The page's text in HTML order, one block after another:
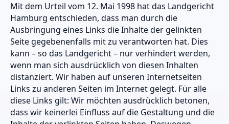
Mit dem Urteil vom 12. Mai 1998 hat das Landgericht
Hamburg entschieden, dass man durch die
Ausbringung eines Links die Inhalte der gelinkten
Seite gegebenenfalls mit zu verantworten hat. Dies
kann – so das Landgericht – nur verhindert werden,
wenn man sich ausdrücklich von diesen Inhalten
distanziert. Wir haben auf unseren Internetseiten
Links zu anderen Seiten im Internet gelegt. Für alle
diese Links gilt: Wir möchten ausdrücklich betonen,
dass wir keinerlei Einfluss auf die Gestaltung und die